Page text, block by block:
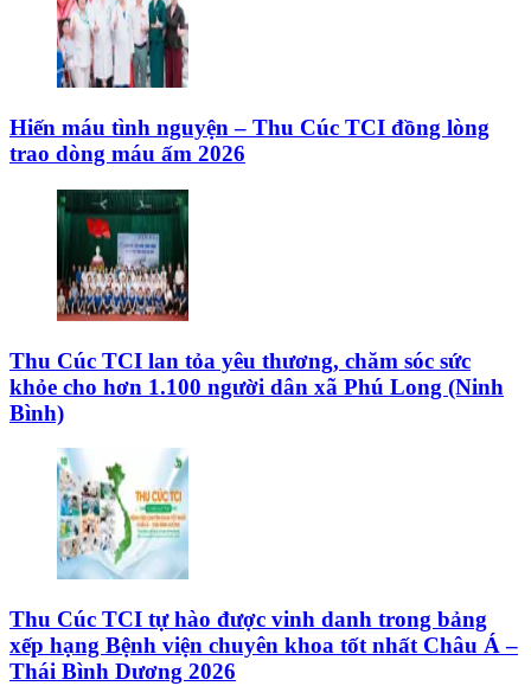
Hiến máu tình nguyện – Thu Cúc TCI đồng lòng
trao dòng máu ấm 2026
Thu Cúc TCI lan tỏa yêu thương, chăm sóc sức
khỏe cho hơn 1.100 người dân xã Phú Long (Ninh
Bình)
Thu Cúc TCI tự hào được vinh danh trong bảng
xếp hạng Bệnh viện chuyên khoa tốt nhất Châu Á –
Thái Bình Dương 2026